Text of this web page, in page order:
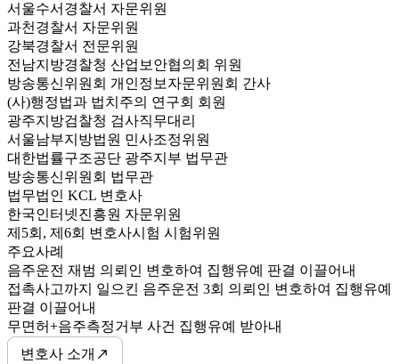
서울수서경찰서 자문위원
과천경찰서 자문위원
강북경찰서 전문위원
전남지방경찰청 산업보안협의회 위원
방송통신위원회 개인정보자문위원회 간사
(사)행정법과 법치주의 연구회 회원
광주지방검찰청 검사직무대리
서울남부지방법원 민사조정위원
대한법률구조공단 광주지부 법무관
방송통신위원회 법무관
법무법인 KCL 변호사
한국인터넷진흥원 자문위원
제5회, 제6회 변호사시험 시험위원
주요사례
음주운전 재범 의뢰인 변호하여 집행유예 판결 이끌어내
접촉사고까지 일으킨 음주운전 3회 의뢰인 변호하여 집행유예
판결 이끌어내
무면허+음주측정거부 사건 집행유예 받아내
변호사 소개